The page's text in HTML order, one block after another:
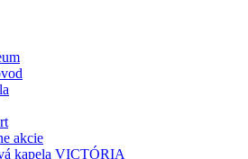
akcie
kapela VICTÓRIA